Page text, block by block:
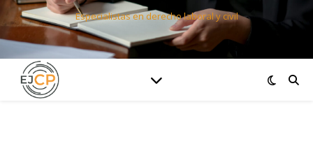
Especialistas en derecho laboral y civil